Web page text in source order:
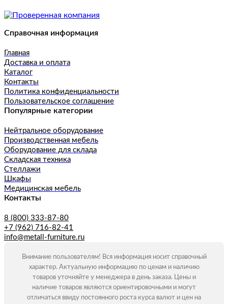
Справочная информация
Главная
Доставка и оплата
Каталог
Контакты
Политика конфиденциальности
Пользовательское соглашение
Популярные категории
Нейтральное оборудование
Производственная мебель
Оборудование для склада
Складская техника
Стеллажи
Шкафы
Медицинская мебель
Контакты
8 (800) 333-87-80
+7 (962) 716-82-41
info@metall-furniture.ru
Внимание пользователям! Вся информация носит справочный
характер. Актуальную информацию по ценам и наличию
товаров уточняйте у менеджера в день заказа. Цены и
наличие товаров являются ориентировочными и могут
отличаться ввиду постоянного роста курса валют и цен на